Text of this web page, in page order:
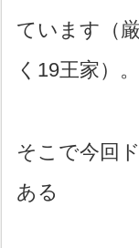
ています（
く19王家）。
そこで今回
ある